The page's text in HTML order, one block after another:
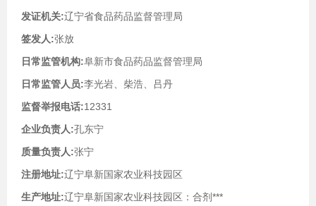
发证机关:辽宁省食品药品监督管理局
签发人:张放
日常监管机构:阜新市食品药品监督管理局
日常监管人员:李光岩、柴浩、吕丹
监督举报电话:12331
企业负责人:孔东宁
质量负责人:张宁
注册地址:辽宁阜新国家农业科技园区
生产地址:辽宁阜新国家农业科技园区：合剂***